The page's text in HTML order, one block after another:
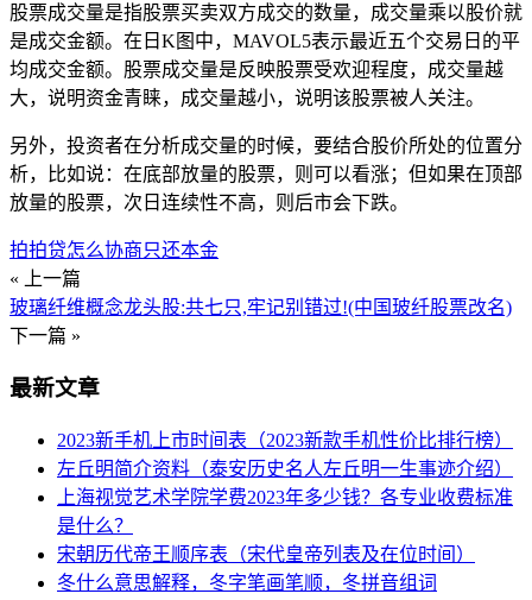
股票成交量是指股票买卖双方成交的数量，成交量乘以股价就
是成交金额。在日K图中，MAVOL5表示最近五个交易日的平
均成交金额。股票成交量是反映股票受欢迎程度，成交量越
大，说明资金青睐，成交量越小，说明该股票被人关注。
另外，投资者在分析成交量的时候，要结合股价所处的位置分
析，比如说：在底部放量的股票，则可以看涨；但如果在顶部
放量的股票，次日连续性不高，则后市会下跌。
拍拍贷怎么协商只还本金
« 上一篇
玻璃纤维概念龙头股:共七只,牢记别错过!(中国玻纤股票改名)
下一篇 »
最新文章
2023新手机上市时间表（2023新款手机性价比排行榜）
左丘明简介资料（泰安历史名人左丘明一生事迹介绍）
上海视觉艺术学院学费2023年多少钱？各专业收费标准
是什么？
宋朝历代帝王顺序表（宋代皇帝列表及在位时间）
冬什么意思解释，冬字笔画笔顺，冬拼音组词